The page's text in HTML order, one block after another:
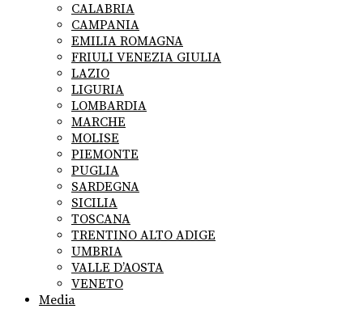
CALABRIA
CAMPANIA
EMILIA ROMAGNA
FRIULI VENEZIA GIULIA
LAZIO
LIGURIA
LOMBARDIA
MARCHE
MOLISE
PIEMONTE
PUGLIA
SARDEGNA
SICILIA
TOSCANA
TRENTINO ALTO ADIGE
UMBRIA
VALLE D’AOSTA
VENETO
Media